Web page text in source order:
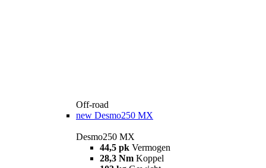
Off-road
new Desmo250 MX
Desmo250 MX
44,5 pk Vermogen
28,3 Nm Koppel